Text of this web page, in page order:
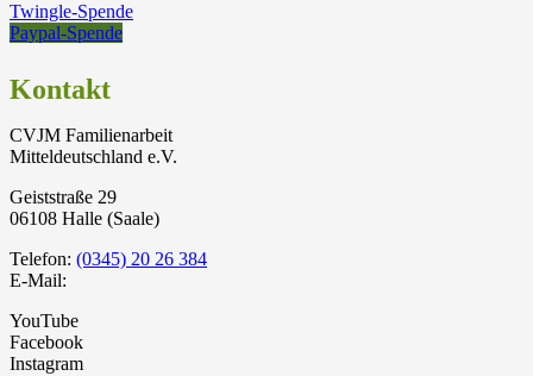
Twingle-Spende
Paypal-Spende
Kontakt
CVJM Familienarbeit
Mitteldeutschland e.V.
Geiststraße 29
06108 Halle (Saale)
Telefon: (0345) 20 26 384
E-Mail:
YouTube
Facebook
Instagram